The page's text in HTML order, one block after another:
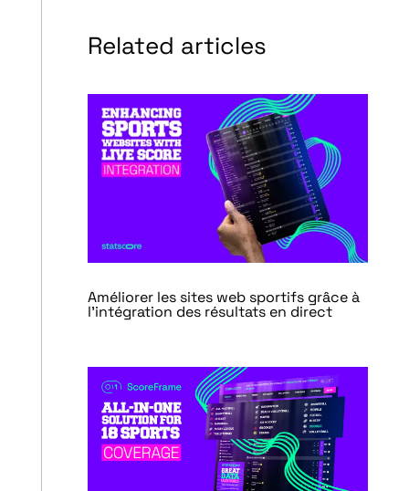
Related articles
Améliorer les sites web sportifs grâce à
l’intégration des résultats en direct